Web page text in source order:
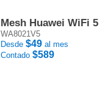
Mesh Huawei WiFi 5
WA8021V5
Desde $49 al mes
Contado $589